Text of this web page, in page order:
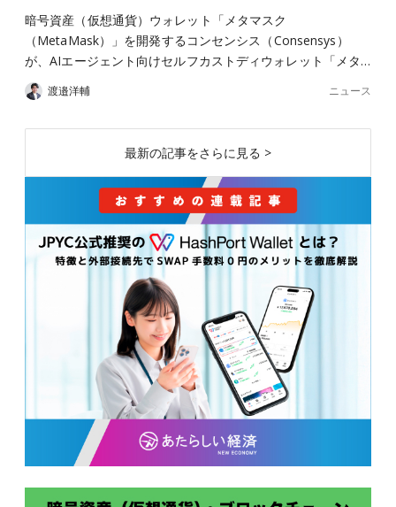
暗号資産（仮想通貨）ウォレット「メタマスク
（MetaMask）」を開発するコンセンシス（Consensys）
が、AIエージェント向けセルフカストディウォレット「メタ…
渡邉洋輔 ニュース
最新の記事をさらに見る >